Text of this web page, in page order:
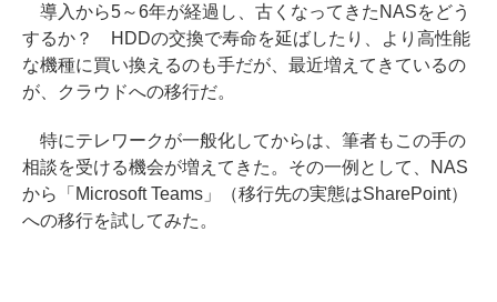
導入から5～6年が経過し、古くなってきたNASをどう
するか？ HDDの交換で寿命を延ばしたり、より高性能
な機種に買い換えるのも手だが、最近増えてきているの
が、クラウドへの移行だ。
特にテレワークが一般化してからは、筆者もこの手の
相談を受ける機会が増えてきた。その一例として、NAS
から「Microsoft Teams」（移行先の実態はSharePoint）
への移行を試してみた。